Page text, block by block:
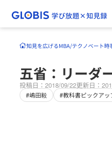
知見を広げるMBA/テクノベート時
五省：リーダ
投稿日：2018/09/22更新日：
#嶋田毅 #教科書ピックアッ